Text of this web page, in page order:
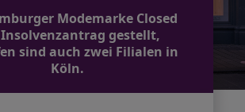
Modemarke Closed
gestellt,
sind auch zwei Filialen in
Köln.